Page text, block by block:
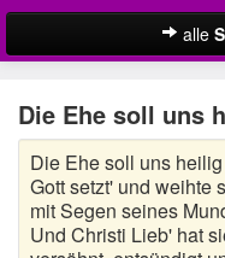
alle
Hochzeitswünsche
Lustige
Schöne
Die Ehe soll uns
Die Ehe soll uns
Gott setzt' und weihte
mit Segen seines
Und Christi Lieb' hat